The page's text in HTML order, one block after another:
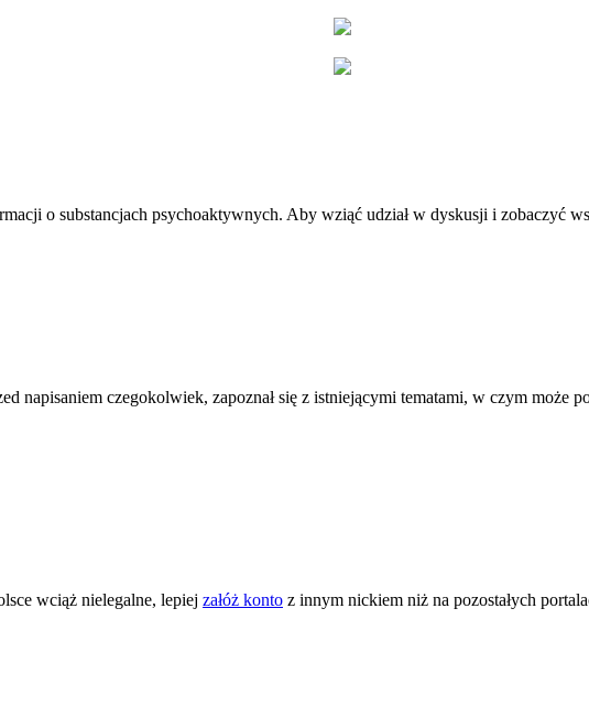
o substancjach psychoaktywnych. Aby wziąć udział w dyskusji i zobaczyć
napisaniem czegokolwiek, zapoznał się z istniejącymi tematami, w czym może
wciąż nielegalne, lepiej załóż konto z innym nickiem niż na pozostałych